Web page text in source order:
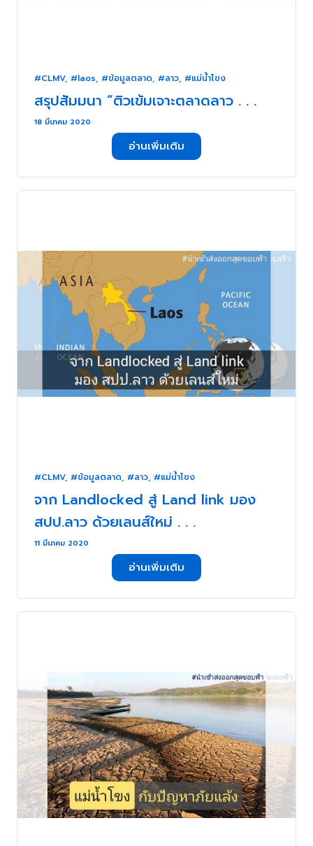
#CLMV, #laos, #ข้อมูลตลาด, #ลาว, #แม่น้ำโขง
สรุปสัมมนา “ติวเข้มเจาะตลาดลาว . . .
18 มีนาคม 2020
อ่านเพิ่มเติม
#CLMV, #ข้อมูลตลาด, #ลาว, #แม่น้ำโขง
จาก Landlocked สู่ Land link มอง
สปป.ลาว ด้วยเลนส์ใหม่ . . .
11 มีนาคม 2020
อ่านเพิ่มเติม